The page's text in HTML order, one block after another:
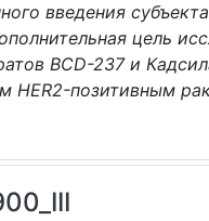
введения
цель
BCD-237 и
HER2-позитивным